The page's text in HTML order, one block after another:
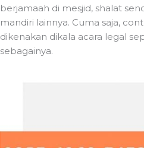
berjamaah di mesjid, shalat
mandiri lainnya. Cuma saja,
dikenakan dikala acara legal
sebagainya.